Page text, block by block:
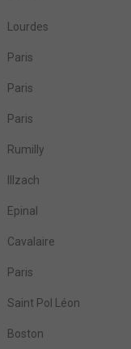
Lourdes
Paris
Paris
Paris
Rumilly
Illzach
Epinal
Cavalaire
Paris
Saint Pol Léon
Boston